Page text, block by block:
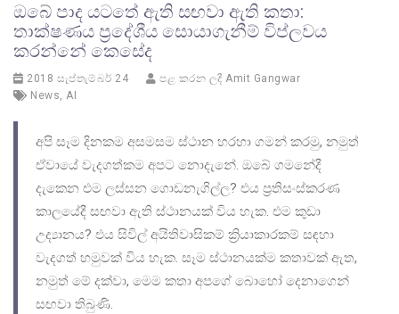
ඔබේ පාද යටතේ ඇති සඟවා ඇති කතා:
තාක්ෂණය ප්‍රදේශීය සොයාගැනීම් විප්ලවය
කරන්නේ කෙසේද
2018 සැප්තැම්බර් 24 පළ කරන ලදී Amit Gangwar
News, AI
අපි සෑම දිනකම අසමසම ස්ථාන හරහා ගමන් කරමු, නමුත්
ඒවායේ වැදගත්කම අපට නොදැනේ. ඔබේ ගමනේදී
දැකෙන එම ලස්සන ගොඩනැගිල්ල? එය ප්‍රතිසංස්කරණ
කාලයේදී සඟවා ඇති ස්ථානයක් විය හැක. එම කුඩා
උද්‍යානය? එය සිවිල් අයිතිවාසිකම් ක්‍රියාකාරකම් සඳහා
වැදගත් හමුවක් විය හැක. සෑම ස්ථානයක්ම කතාවක් ඇත,
නමුත් මේ දක්වා, මෙම කතා අපගේ බොහෝ දෙනාගෙන්
සඟවා තිබුණි.